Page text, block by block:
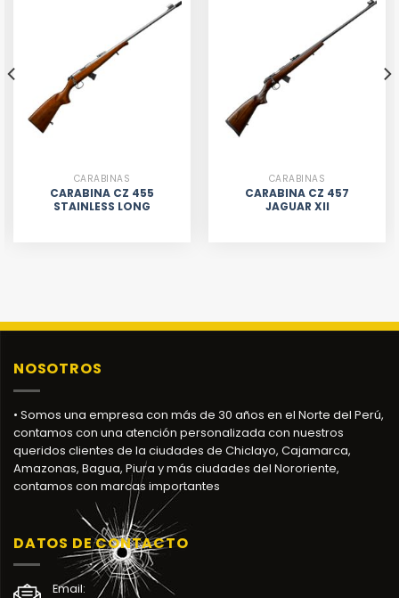
CARABINAS
CARABINA CZ 455
STAINLESS LONG
CARABINAS
CARABINA CZ 457
JAGUAR XII
NOSOTROS
• Somos una empresa con más de 30 años en el Norte del Perú,
contamos con una atención personalizada con nuestros
queridos clientes de la ciudades de Chiclayo, Cajamarca,
Amazonas, Bagua, Piura y más ciudades del Nororiente,
contamos con marcas importantes
DATOS DE CONTACTO
Email: